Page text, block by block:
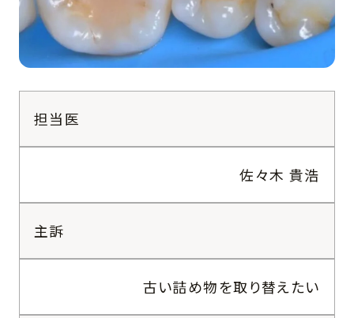
担当医
佐々木 貴浩
主訴
古い詰め物を取り替えたい